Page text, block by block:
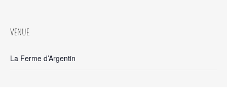
VENUE
La Ferme d’Argentin